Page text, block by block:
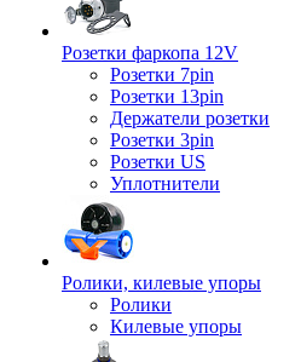
Розетки фаркопа 12V
Розетки 7pin
Розетки 13pin
Держатели розетки
Розетки 3pin
Розетки US
Уплотнители
Ролики, килевые упоры
Ролики
Килевые упоры